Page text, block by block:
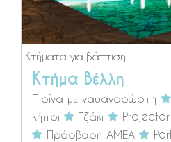
Κτήματα για βάπτιση
Κτήμα Βέλλη
Πισίνα με ναυαγοσώστη
κήποι
Τζάκι Projector
Πρόσβαση ΑΜΕΑ